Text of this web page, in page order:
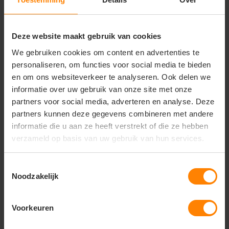
Deze website maakt gebruik van cookies
We gebruiken cookies om content en advertenties te
personaliseren, om functies voor social media te bieden
en om ons websiteverkeer te analyseren. Ook delen we
informatie over uw gebruik van onze site met onze
partners voor social media, adverteren en analyse. Deze
partners kunnen deze gegevens combineren met andere
informatie die u aan ze heeft verstrekt of die ze hebben
verzameld op basis van uw gebruik van hun services.
Noodzakelijk
Voorkeuren
Materiaal: 70% katoen / 30% polyester
Zachte, geborstelde fleece binnenzijde
Classic fit pasvorm
Dubbele capuchon van stof
Kangoeroezak aan de voorkant
Ribgebreide manchetten en tailleband
Tear-away label (perfect voor rebranding)
op met onze
call +31(0)418 511 972